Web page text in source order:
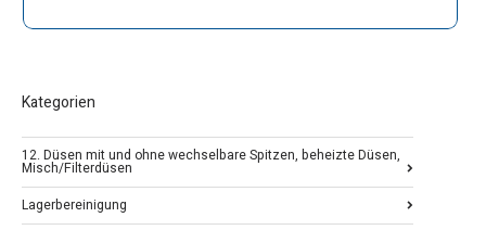
Kategorien
12. Düsen mit und ohne wechselbare Spitzen, beheizte Düsen,
Misch/Filterdüsen
Lagerbereinigung